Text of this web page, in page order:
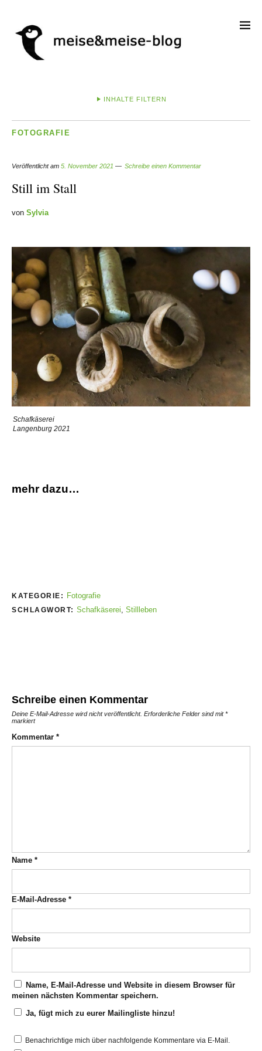
INHALTE FILTERN
FOTOGRAFIE
Veröffentlicht am 5. November 2021 Schreibe einen Kommentar
Still im Stall
von Sylvia
Schafkäserei
Langenburg 2021
mehr dazu…
KATEGORIE: Fotografie
SCHLAGWORT: Schafkäserei Stillleben
Schreibe einen Kommentar
Deine E-Mail-Adresse wird nicht veröffentlicht. Erforderliche Felder sind mit*
markiert
Kommentar *
Name *
E-Mail-Adresse *
Website
Name, E-Mail-Adresse und Website in diesem Browser für
meinen nächsten Kommentar speichern.
Ja, fügt mich zu eurer Mailingliste hinzu!
Benachrichtige mich über nachfolgende Kommentare via E-Mail.